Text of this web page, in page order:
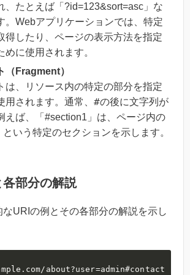
、たとえば「?id=123&sort=asc」な
。Webアプリケーションでは、特定
得したり、ページの表示方法を指定
めに使用されます。
（Fragment）
は、リソース内の特定の部分を指定
用されます。通常、 #の後に文字列が
えば、「#section1」は、ページ内の
という特定のセクションを示します。
各部分の解説
なURIの例とその各部分の解説を示し
about?user=admin#contact